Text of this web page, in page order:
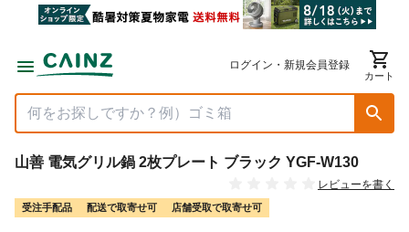
ログイン・新規会員登録
カート
山善 電気グリル鍋 2枚プレート ブラック YGF-W130
レビューを書く
受注手配品 配送で取寄せ可 店舗受取で取寄せ可